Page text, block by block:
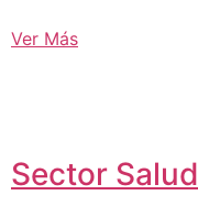
Ver Más
Sector Salud